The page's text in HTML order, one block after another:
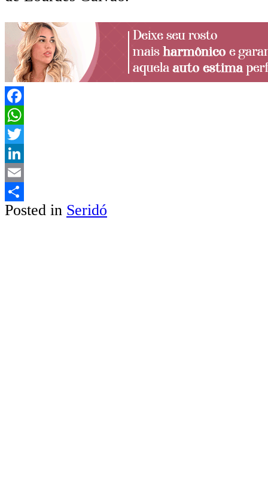
Facebook
WhatsApp
Twitter
LinkedIn
Email
Share
Posted in Seridó